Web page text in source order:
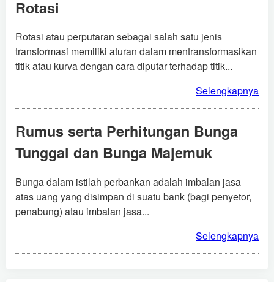
Rotasi
Rotasi atau perputaran sebagai salah satu jenis
transformasi memiliki aturan dalam mentransformasikan
titik atau kurva dengan cara diputar terhadap titik...
Selengkapnya
Rumus serta Perhitungan Bunga
Tunggal dan Bunga Majemuk
Bunga dalam istilah perbankan adalah imbalan jasa
atas uang yang disimpan di suatu bank (bagi penyetor,
penabung) atau imbalan jasa...
Selengkapnya